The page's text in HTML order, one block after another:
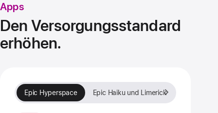
Apps
Den Versorgungs­standard
erhöhen.
Epic Hyperspace Epic Haiku und Limerick